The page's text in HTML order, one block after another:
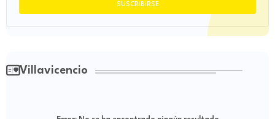
Villavicencio